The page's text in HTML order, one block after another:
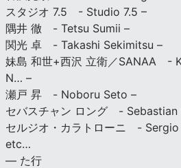
スタジオ 7.5 - Studio 7.5 –
隅井 徹 - Tetsu Sumii –
関光 卓 - Takashi Sekimitsu –
妹島 和世+西沢 立衛／SANAA -
N… –
瀬戸 昇 - Noboru Seto –
セバスチャン ロング - Sebastian
セルジオ・カラトローニ -
etc…
— た行